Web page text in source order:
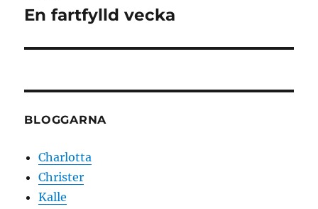
Nästa
En fartfylld vecka
BLOGGARNA
Charlotta
Christer
Kalle